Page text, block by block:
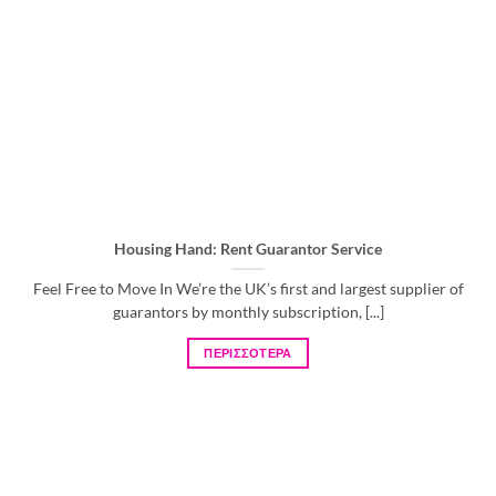
Housing Hand: Rent Guarantor Service
Feel Free to Move In We’re the UK’s first and largest supplier of
guarantors by monthly subscription, [...]
ΠΕΡΙΣΣΟΤΕΡΑ